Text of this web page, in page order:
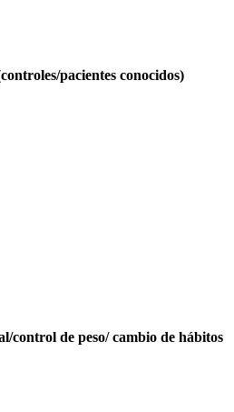
pacientes conocidos)
control de peso/ cambio de hábitos